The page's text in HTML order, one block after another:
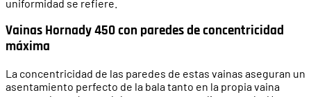
uniformidad se refiere.
Vainas Hornady 450 con paredes de concentricidad
máxima
La concentricidad de las paredes de estas vainas aseguran un
asentamiento perfecto de la bala tanto en la propia vaina